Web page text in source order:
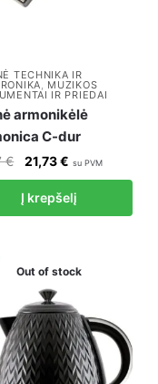
TECHNIKA IR
, MUZIKOS
IR PRIEDAI
armonikėlė
C-dur
€
Original
price
was:
43,47 €.
21,73€ Current
price
is:
21,73 €.
su PVM
Į krepšelį
Out of stock